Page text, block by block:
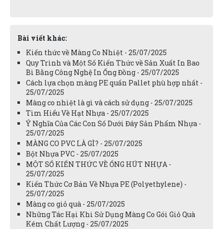
Bài viết khác:
Kiến thức về Màng Co Nhiệt - 25/07/2025
Quy Trình và Một Số Kiến Thức về Sản Xuất In Bao
Bì Bằng Công Nghệ In Ống Đồng - 25/07/2025
Cách lựa chọn màng PE quấn Pallet phù hợp nhất -
25/07/2025
Màng co nhiệt là gì và cách sử dụng - 25/07/2025
Tìm Hiểu Về Hạt Nhựa - 25/07/2025
Ý Nghĩa Của Các Con Số Dưới Đáy Sản Phẩm Nhựa -
25/07/2025
MÀNG CO PVC LÀ GÌ? - 25/07/2025
Bột Nhựa PVC - 25/07/2025
MỘT SỐ KIẾN THỨC VỀ ỐNG HÚT NHỰA -
25/07/2025
Kiến Thức Cơ Bản Về Nhựa PE (Polyethylene) -
25/07/2025
Màng co giỏ quà - 25/07/2025
Những Tác Hại Khi Sử Dụng Màng Co Gói Giỏ Quà
Kém Chất Lượng - 25/07/2025